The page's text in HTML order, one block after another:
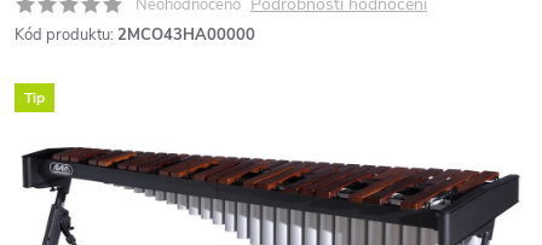
Neohodnoceno
Kód produktu: 2MCO43HA00000
Tip